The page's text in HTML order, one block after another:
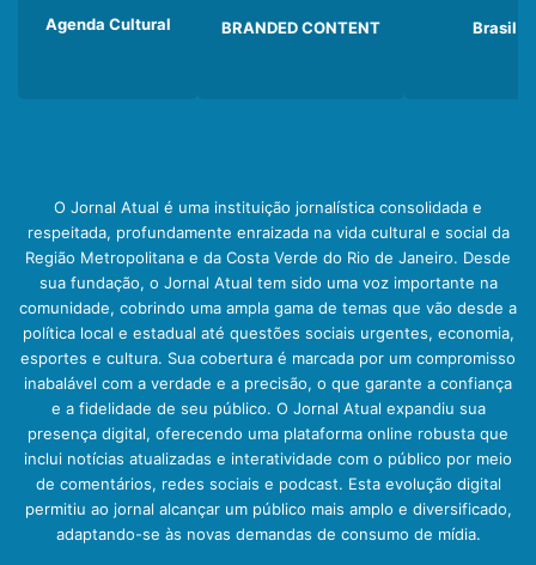
Agenda Cultural BRANDED CONTENT Brasil
O Jornal Atual é uma instituição jornalística consolidada e
respeitada, profundamente enraizada na vida cultural e social da
Região Metropolitana e da Costa Verde do Rio de Janeiro. Desde
sua fundação, o Jornal Atual tem sido uma voz importante na
comunidade, cobrindo uma ampla gama de temas que vão desde a
política local e estadual até questões sociais urgentes, economia,
esportes e cultura. Sua cobertura é marcada por um compromisso
inabalável com a verdade e a precisão, o que garante a confiança
e a fidelidade de seu público. O Jornal Atual expandiu sua
presença digital, oferecendo uma plataforma online robusta que
inclui notícias atualizadas e interatividade com o público por meio
de comentários, redes sociais e podcast. Esta evolução digital
permitiu ao jornal alcançar um público mais amplo e diversificado,
adaptando-se às novas demandas de consumo de mídia.